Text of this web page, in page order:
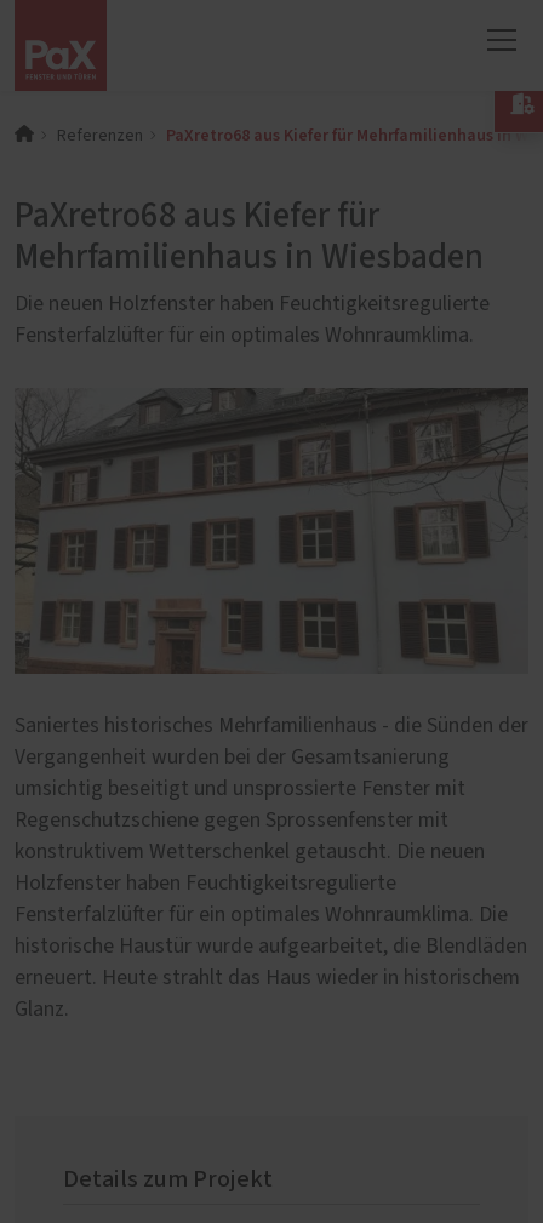
Referenzen PaXretro68 aus Kiefer für Mehrfamilienhaus in
PaXretro68 aus Kiefer für
Mehrfamilienhaus in Wiesbaden
Die neuen Holzfenster haben Feuchtigkeitsregulierte
Fensterfalzlüfter für ein optimales Wohnraumklima.
Saniertes historisches Mehrfamilienhaus - die Sünden der
Vergangenheit wurden bei der Gesamtsanierung
umsichtig beseitigt und unsprossierte Fenster mit
Regenschutzschiene gegen Sprossenfenster mit
konstruktivem Wetterschenkel getauscht. Die neuen
Holzfenster haben Feuchtigkeitsregulierte
Fensterfalzlüfter für ein optimales Wohnraumklima. Die
historische Haustür wurde aufgearbeitet, die Blendläden
erneuert. Heute strahlt das Haus wieder in historischem
Glanz.
Details zum Projekt
